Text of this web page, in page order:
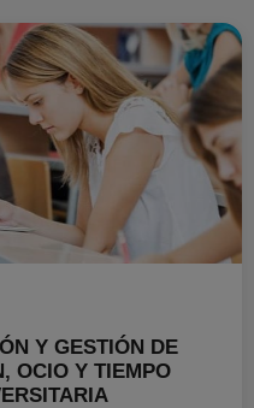
Y GESTIÓN DE
OCIO Y TIEMPO